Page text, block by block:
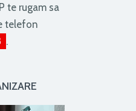
te rugam sa
telefon
.